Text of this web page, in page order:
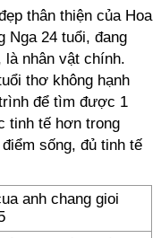
thân thiện của Hoa
Nga 24 tuổi, đang
nhân vật chính.
thơ không hạnh
để tìm được 1
tinh tế hơn trong
sống, đủ tinh tế